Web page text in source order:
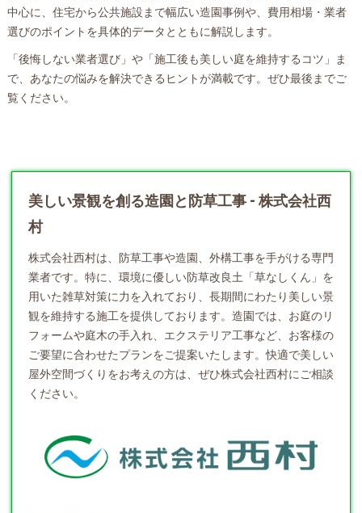
中心に、住宅から公共施設まで幅広い造園事例や、費用相場・業者
選びのポイントを具体的データとともに解説します。
「後悔しない業者選び」や「施工後も美しい庭を維持するコツ」ま
で、あなたの悩みを解決できるヒントが満載です。ぜひ最後までご
覧ください。
美しい景観を創る造園と防草工事 - 株式会社西
村
株式会社西村は、防草工事や造園
、外構工事を手がける専門
業者です。特に、環境に優しい防草改良土「草なしくん」を
用いた雑草対策に力を入れており、長期間にわたり美しい景
観を維持する施工を提供しております。造園では、お庭のリ
フォームや庭木の手入れ、エクステリア工事など、お客様の
ご要望に合わせたプランをご提案いたします。快適で美しい
屋外空間づくりをお考えの方は、ぜひ株式会社西村にご相談
ください。